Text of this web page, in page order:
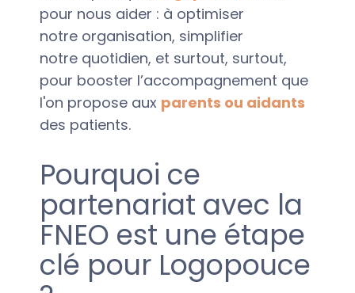
pour nous aider : à optimiser
notre organisation, simplifier
notre quotidien, et surtout, surtout,
pour booster l’accompagnement que
l'on propose aux parents ou aidants
des patients.
Pourquoi ce
partenariat avec la
FNEO est une étape
clé pour Logopouce